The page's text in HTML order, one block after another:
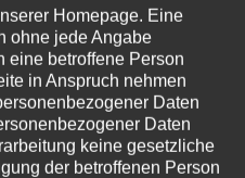
ob „Förderitis“ der
ist MAINZ. Die
des Landes
Homepage. Eine
ohne jede Angabe
eine betroffene Person
in Anspruch nehmen
Daten
Daten
keine gesetzliche
der betroffenen Person